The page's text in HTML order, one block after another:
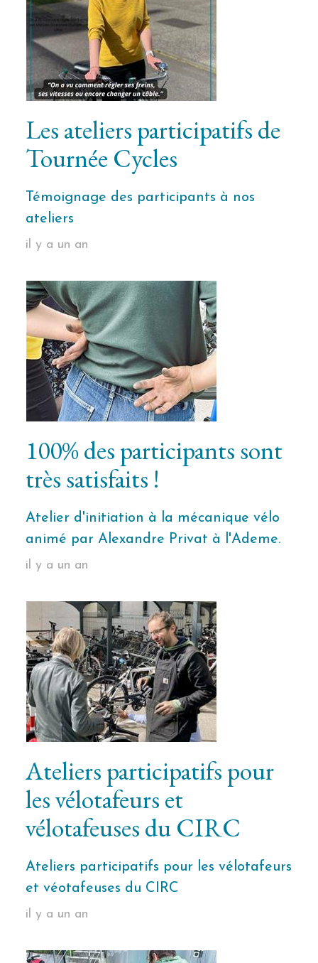
Les ateliers participatifs de
Tournée Cycles
Témoignage des participants à nos
ateliers
il y a un an
100% des participants sont
très satisfaits !
Atelier d'initiation à la mécanique vélo
animé par Alexandre Privat à l'Ademe.
il y a un an
Ateliers participatifs pour
les vélotafeurs et
vélotafeuses du CIRC
Ateliers participatifs pour les vélotafeurs
et véotafeuses du CIRC
il y a un an